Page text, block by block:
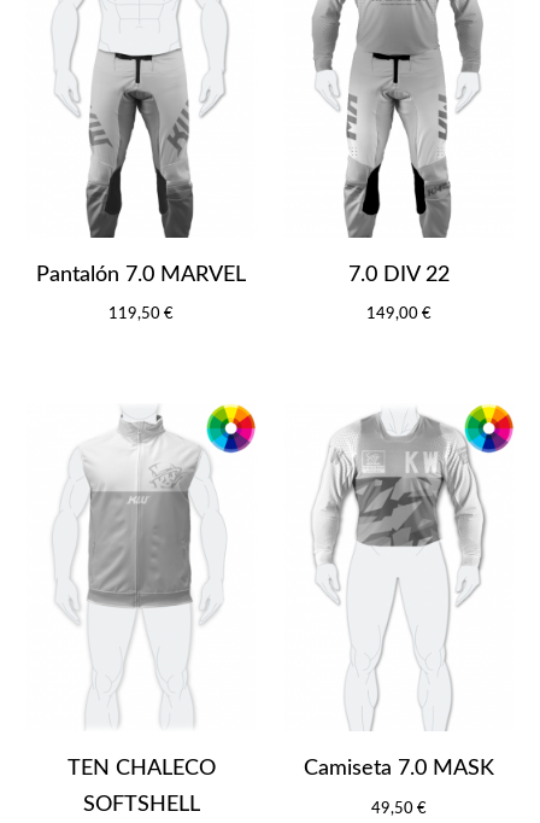
Pantalón 7.0 MARVEL
119,50 €
7.0 DIV 22
149,00 €
TEN CHALECO
SOFTSHELL
Camiseta 7.0 MASK
49,50 €